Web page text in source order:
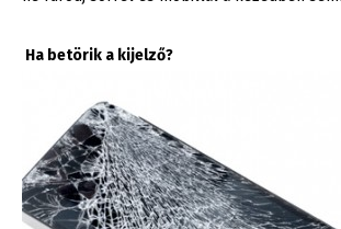
Ha betörik a kijelző?